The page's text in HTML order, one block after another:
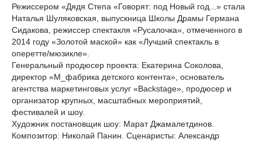
Режиссером «Дядя Степа «Говорят: под Новый год...» стала
Наталья Шуляковская, выпускница Школы Драмы Германа
Сидакова, режиссер спектакля «Русалочка», отмеченного в
2014 году «Золотой маской» как «Лучший спектакль в
оперетте/мюзикле».
Генеральный продюсер проекта: Екатерина Соколова,
директор «М_фабрика детского контента», основатель
агентства маркетинговых услуг «Backstage», продюсер и
организатор крупных, масштабных мероприятий,
фестивалей и шоу.
Художник постановщик шоу: Марат Джамалетдинов.
Композитор: Николай Панин. Сценаристы: Александр